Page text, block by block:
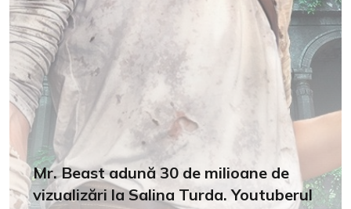
Mr. Beast adună 30 de milioane de
vizualizări la Salina Turda. Youtuberul